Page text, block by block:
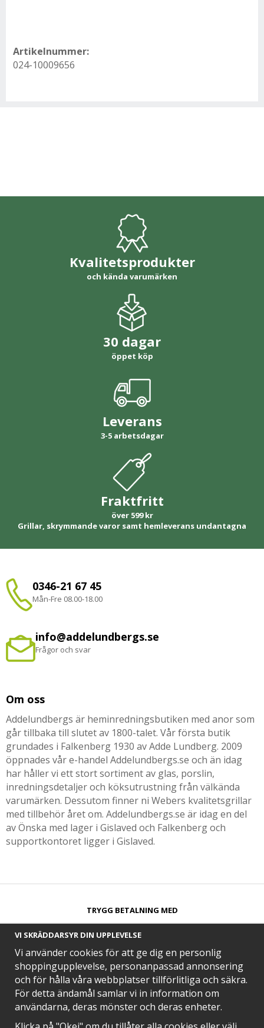
Artikelnummer:
024-10009656
Kvalitetsprodukter
och kända varumärken
30 dagar
öppet köp
Leverans
3-5 arbetsdagar
Fraktfritt
över 599 kr
Grillar, skrymmande varor samt hemleverans undantagna
0346-21 67 45
Mån-Fre 08.00-18.00
info@addelundbergs.se
Frågor och svar
Om oss
Addelundbergs är heminredningsbutiken med anor som
går tillbaka till slutet av 1800-talet. Vår första butik
grundades i Falkenberg 1930 av Adde Lundberg. 2009
öppnades vår e-handel Addelundbergs.se och än idag
har håller vi ett stort sortiment av glas, porslin,
inredningsdetaljer och köksutrustning från välkända
varumärken. Dessutom finner ni Webers kvalitetsgrillar
med tillbehör året om. Addelundbergs.se är idag en del
av Önska med lager i Gislaved och Falkenberg och
supportkontoret ligger i Gislaved.
TRYGG BETALNING MED​
SNABB LEVERANS MED
VI SKRÄDDARSYR DIN UPPLEVELSE
Vi använder cookies för att ge dig en personlig
shoppingupplevelse, personanpassad annonsering
och för hålla våra webbplatser tillförlitliga och säkra.
För detta ändamål samlar vi in information om
användarna, deras mönster och deras enheter.